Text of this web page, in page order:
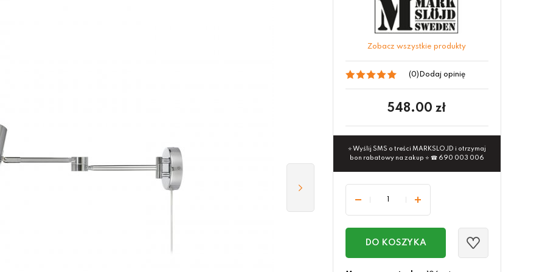
Zobacz wszystkie produkty
(0) Dodaj opinię
548.00 zł
⭐ Wyślij SMS o treści MARKSLOJD i otrzymaj
bon rabatowy na zakup ⭐ ☎ 690 003 006
DO KOSZYKA